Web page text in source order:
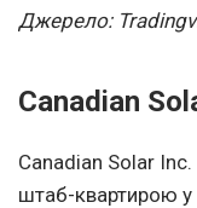
Джерело:
Canadian
Canadian Solar Inc.
штаб-квартирою у